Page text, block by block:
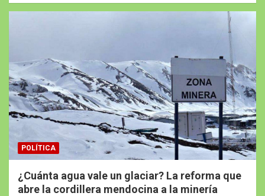
POLÍTICA
¿Cuánta agua vale un glaciar? La reforma que
abre la cordillera mendocina a la minería